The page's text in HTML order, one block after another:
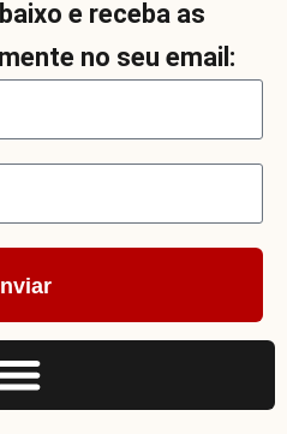
e receba as
no seu email: